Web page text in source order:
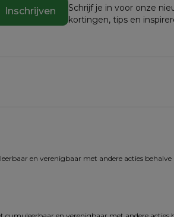
Inschrijven
Schrijf je in voor onze
kortingen, tips en
en verenigbaar met andere acties behalve